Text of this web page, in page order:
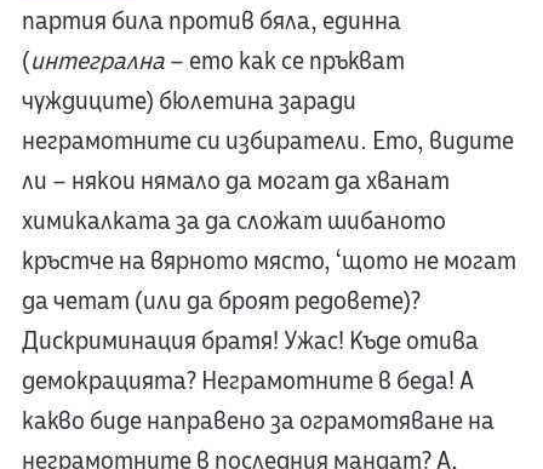
партия била против бяла, единна
(интегрална– ето как се пръкват
чуждиците) бюлетина заради
неграмотните си избиратели. Ето, видите
ли – някои нямало да могат да хванат
химикалката за да сложат шибаното
кръстче на вярното място, ‘щото не могат
да четат (или да броят редовете)?
Дискриминация братя! Ужас! Къде отива
демокрацията? Неграмотните в беда! А
какво биде направено за ограмотяване на
неграмотните в последния мандат? А,